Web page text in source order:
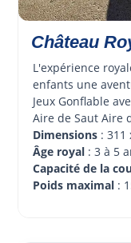
Château
L'expérience
enfants une
Jeux Gonflable
Aire de Saut Aire
Dimensions : 311
Âge royal : 3 à 5
Capacité de la
Poids maximal :